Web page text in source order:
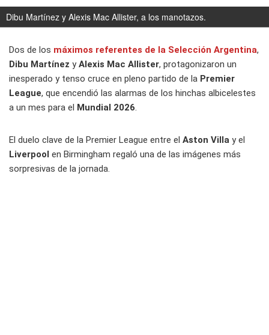
Dibu Martínez y Alexis Mac Allister, a los manotazos.
Dos de los máximos referentes de la Selección Argentina,
Dibu Martínez yAlexis Mac Allister, protagonizaron un
inesperado y tenso cruce en pleno partido de la Premier
League, que encendió las alarmas de los hinchas albicelestes
a un mes para el Mundial 2026.
El duelo clave de la Premier League entre el Aston Villa y el
Liverpool en Birmingham regaló una de las imágenes más
sorpresivas de la jornada.